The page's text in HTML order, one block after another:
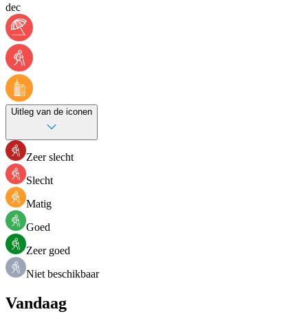
dec
Uitleg van de iconen
Zeer slecht
Slecht
Matig
Goed
Zeer goed
Niet beschikbaar
Vandaag